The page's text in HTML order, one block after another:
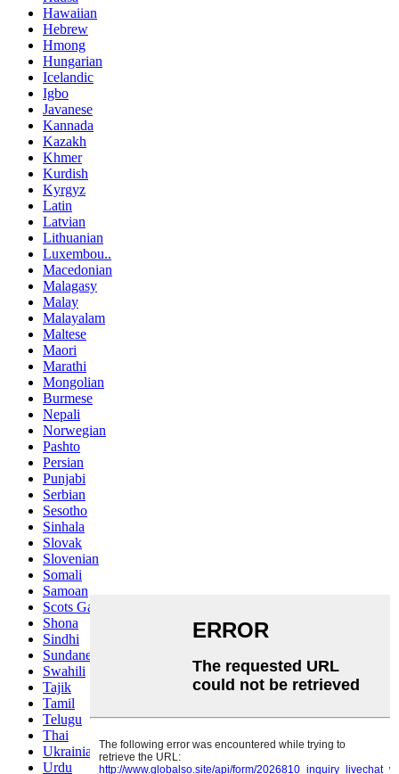
Hawaiian
Hebrew
Hmong
Hungarian
Icelandic
Igbo
Javanese
Kannada
Kazakh
Khmer
Kurdish
Kyrgyz
Latin
Latvian
Lithuanian
Luxembou..
Macedonian
Malagasy
Malay
Malayalam
Maltese
Maori
Marathi
Mongolian
Burmese
Nepali
Norwegian
Pashto
Persian
Punjabi
Serbian
Sesotho
Sinhala
Slovak
Slovenian
Somali
Samoan
Scots Gaelic
Shona
Sindhi
Sundanese
Swahili
Tajik
Tamil
Telugu
Thai
Ukrainian
Urdu